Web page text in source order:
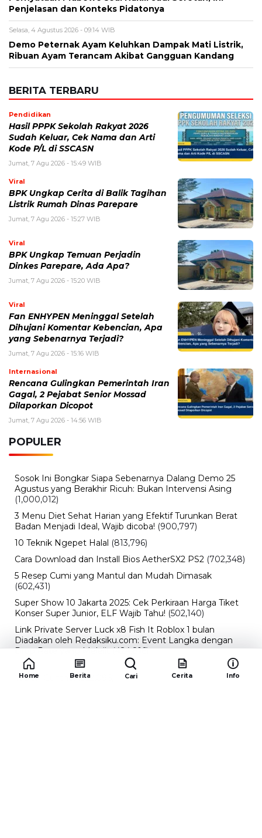
Penjelasan dan Konteks Pidatonya
Selasa, 4 Agustus 2026 - 09:14 WIB
Demo Peternak Ayam Keluhkan Dampak Mati Listrik,
Ribuan Ayam Terancam Akibat Gangguan Kandang
BERITA TERBARU
Pendidikan
Hasil PPPK Sekolah Rakyat 2026
Sudah Keluar, Cek Nama dan Arti
Kode P/L di SSCASN
Jumat, 7 Agu 2026 - 15:49 WIB
Viral
BPK Ungkap Cerita di Balik Tagihan
Listrik Rumah Dinas Parepare
Jumat, 7 Agu 2026 - 15:27 WIB
Viral
BPK Ungkap Temuan Perjadin
Dinkes Parepare, Ada Apa?
Jumat, 7 Agu 2026 - 15:20 WIB
Viral
Fan ENHYPEN Meninggal Setelah
Dihujani Komentar Kebencian, Apa
yang Sebenarnya Terjadi?
Jumat, 7 Agu 2026 - 15:16 WIB
Internasional
Rencana Gulingkan Pemerintah Iran
Gagal, 2 Pejabat Senior Mossad
Dilaporkan Dicopot
Jumat, 7 Agu 2026 - 14:56 WIB
POPULER
Sosok Ini Bongkar Siapa Sebenarnya Dalang Demo 25
Agustus yang Berakhir Ricuh: Bukan Intervensi Asing
(1,000,012)
3 Menu Diet Sehat Harian yang Efektif Turunkan Berat
Badan Menjadi Ideal, Wajib dicoba! (900,797)
10 Teknik Ngepet Halal (813,796)
Cara Download dan Install Bios AetherSX2 PS2 (702,348)
5 Resep Cumi yang Mantul dan Mudah Dimasak
(602,431)
Super Show 10 Jakarta 2025: Cek Perkiraan Harga Tiket
Konser Super Junior, ELF Wajib Tahu! (502,140)
Link Private Server Luck x8 Fish It Roblox 1 bulan
Diadakan oleh Redaksiku.com: Event Langka dengan
Drop Rate yang Melejit (424,816)
10 Film Indonesia Tayang November 2024, Ada Film
Wulan Guritno! (352,096)
Home Berita Cari Cerita Info